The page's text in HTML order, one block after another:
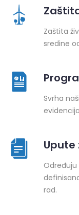
Zaštita
sredine
Svrha
Upute
rad.